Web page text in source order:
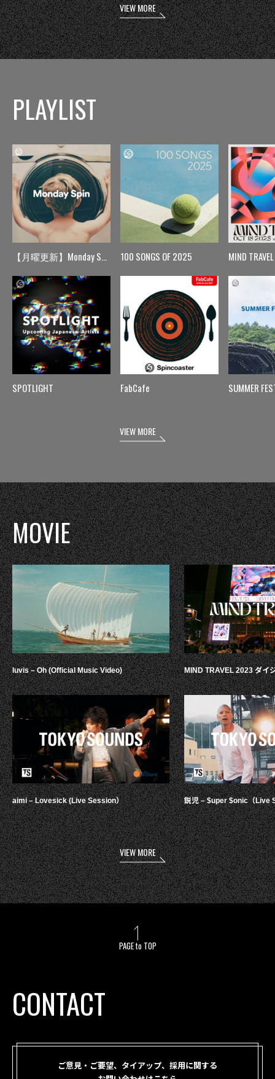
VIEW MORE
PLAYLIST
【月曜更新】Monday Spin
SPOTLIGHT
100 SONGS OF 2025
FabCafe
MIND TRAVEL
SUMMER
VIEW MORE
MOVIE
luvis – Oh (Official Music Video)
aimi – Lovesick (Live Session）
MIND TRAVEL 2023 ダイ
鋭児 – $uper $onic（Live
VIEW MORE
PAGE to TOP
CONTACT
ご意見・ご要望、タイアップ、採用に関する